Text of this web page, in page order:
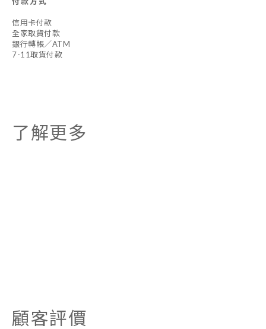
信用卡付款
全家取貨付款
銀行轉帳／ATM
7-11取貨付款
了解更多
顧客評價